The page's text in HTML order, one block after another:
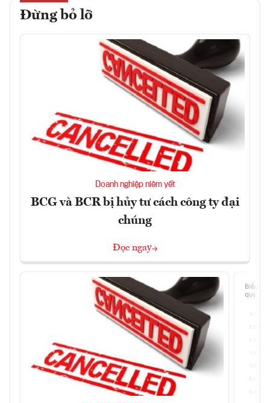
Đừng bỏ lỡ
Doanh nghiệp niêm yết
BCG và BCR bị hủy tư cách công ty đại
chúng
Đọc ngay